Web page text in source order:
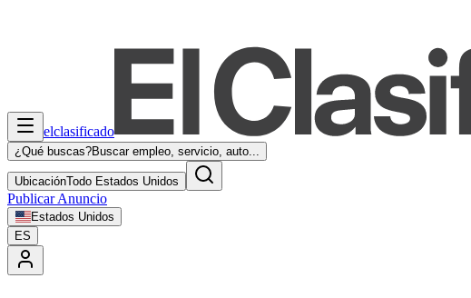
elclasificado
¿Qué buscas?Buscar empleo, servicio, auto...
UbicaciónTodo Estados Unidos
Publicar Anuncio
Estados Unidos
ES